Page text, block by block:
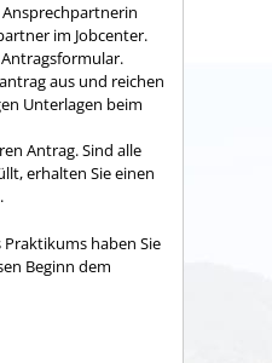
im Jobcenter.
aus und reichen
Unterlagen beim
Antrag. Sind alle
erhalten Sie einen
haben Sie
Beginn dem